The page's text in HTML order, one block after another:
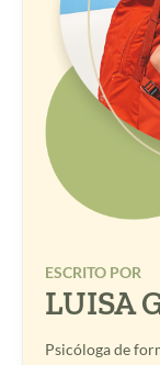
ESCRITO POR
LUISA
Psicóloga de